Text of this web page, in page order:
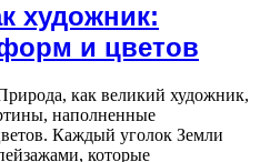
художник:
и цветов
как великий художник,
наполненные
Каждый уголок Земли
которые